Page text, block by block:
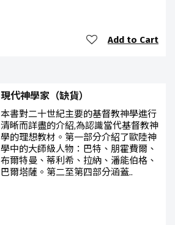
Add to Cart
現代神學家（缺貨）
本書對二十世紀主要的基督教神學進行
清晰而詳盡的介紹,為認識當代基督教神
學的理想教材。第一部分介紹了歐陸神
學中的大師級人物：巴特、朋霍費爾、
布爾特曼、蒂利希、拉納、潘能伯格、
巴爾塔薩。第二至第四部分涵蓋..